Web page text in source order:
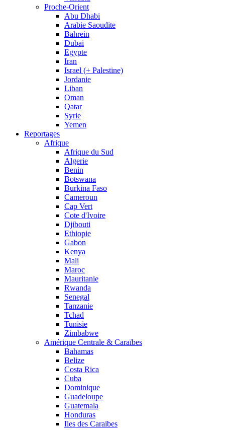
Proche-Orient
Abu Dhabi
Arabie Saoudite
Bahrein
Dubai
Egypte
Iran
Israel (+ Palestine)
Jordanie
Liban
Oman
Qatar
Syrie
Yemen
Reportages
Afrique
Afrique du Sud
Algerie
Benin
Botswana
Burkina Faso
Cameroun
Cap Vert
Cote d'Ivoire
Djibouti
Ethiopie
Gabon
Kenya
Mali
Maroc
Mauritanie
Rwanda
Senegal
Tanzanie
Tchad
Tunisie
Zimbabwe
Amérique Centrale & Caraïbes
Bahamas
Belize
Costa Rica
Cuba
Dominique
Guadeloupe
Guatemala
Honduras
Iles des Caraibes